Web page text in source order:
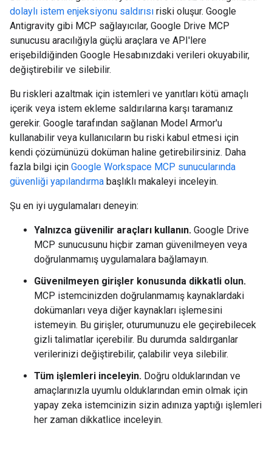
dolaylı istem enjeksiyonu saldırısı riski oluşur. Google
Antigravity gibi MCP sağlayıcılar, Google Drive MCP
sunucusu aracılığıyla güçlü araçlara ve API'lere
erişebildiğinden Google Hesabınızdaki verileri okuyabilir,
değiştirebilir ve silebilir.
Bu riskleri azaltmak için istemleri ve yanıtları kötü amaçlı
içerik veya istem ekleme saldırılarına karşı taramanız
gerekir. Google tarafından sağlanan Model Armor'u
kullanabilir veya kullanıcıların bu riski kabul etmesi için
kendi çözümünüzü doküman haline getirebilirsiniz. Daha
fazla bilgi için Google Workspace MCP sunucularında
güvenliği yapılandırma başlıklı makaleyi inceleyin.
Şu en iyi uygulamaları deneyin:
Yalnızca güvenilir araçları kullanın. Google Drive
MCP sunucusunu hiçbir zaman güvenilmeyen veya
doğrulanmamış uygulamalara bağlamayın.
Güvenilmeyen girişler konusunda dikkatli olun.
MCP istemcinizden doğrulanmamış kaynaklardaki
dokümanları veya diğer kaynakları işlemesini
istemeyin. Bu girişler, oturumunuzu ele geçirebilecek
gizli talimatlar içerebilir. Bu durumda saldırganlar
verilerinizi değiştirebilir, çalabilir veya silebilir.
Tüm işlemleri inceleyin. Doğru olduklarından ve
amaçlarınızla uyumlu olduklarından emin olmak için
yapay zeka istemcinizin sizin adınıza yaptığı işlemleri
her zaman dikkatlice inceleyin.